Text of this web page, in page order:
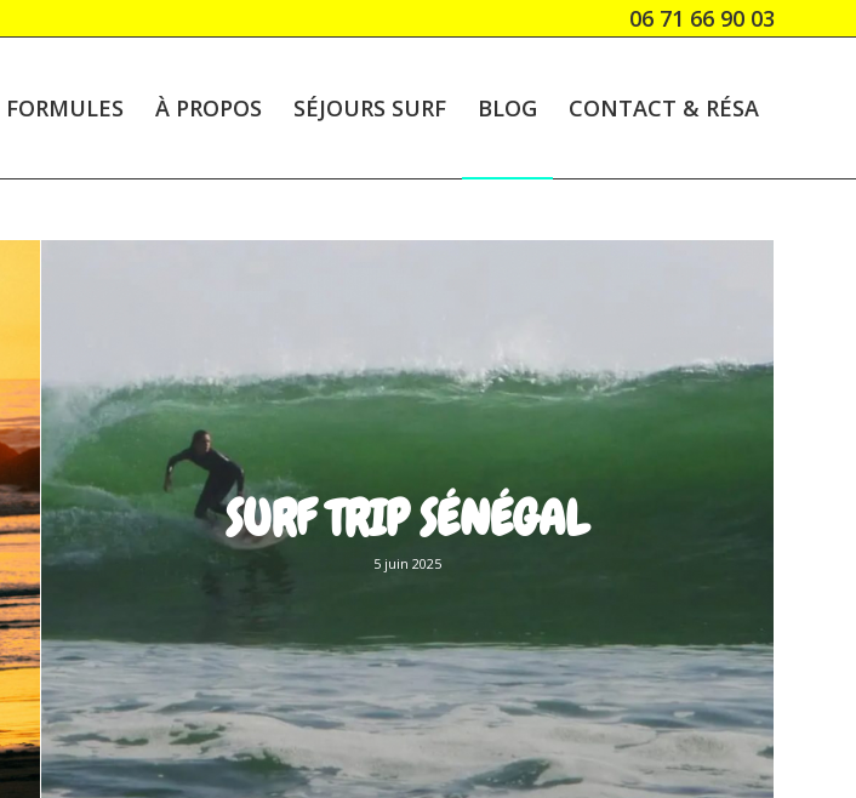
06 71 66 90 03
FORMULES À PROPOS SÉJOURS SURF BLOG CONTACT & RÉSA
SURF TRIP SÉNÉGAL
5 juin 2025